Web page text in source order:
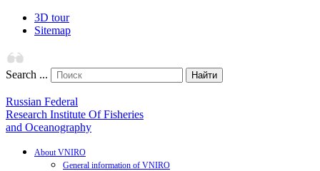
3D tour
Sitemap
Search ... Найти
Russian Federal
Research Institute Of Fisheries
and Oceanography
About VNIRO
General information of VNIRO